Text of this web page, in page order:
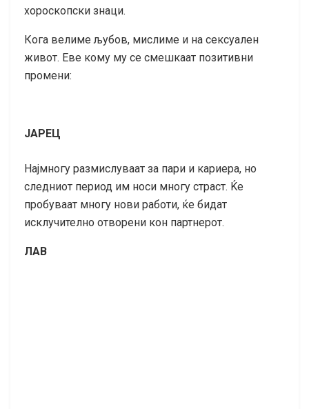
хороскопски знаци.
Кога велиме љубов, мислиме и на сексуален
живот. Еве кому му се смешкаат позитивни
промени:
ЈАРЕЦ
Најмногу размислуваат за пари и кариера, но
следниот период им носи многу страст. Ќе
пробуваат многу нови работи, ќе бидат
исклучително отворени кон партнерот.
ЛАВ